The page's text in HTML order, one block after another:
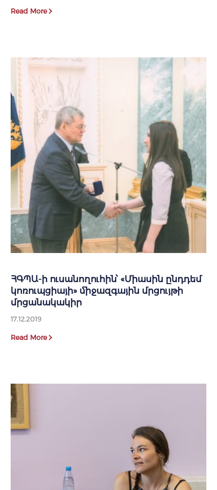
Read More
ՀԳՊԱ-ի ուսանողուհին՝ «Միասին ընդդեմ
կոռուպցիայի» միջազգային մրցույթի
մրցանակակիր
17.12.2019
Read More